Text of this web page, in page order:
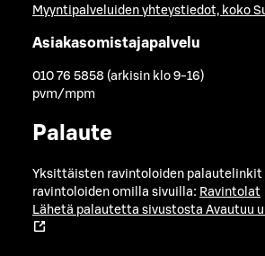
Myyntipalveluiden yhteystiedot, koko
Asiakasomistajapalvelu
010 76 5858 (arkisin klo 9-16)
pvm/mpm
Palaute
Yksittäisten ravintoloiden palautelinkit
ravintoloiden omilla sivuilla: Ravintolat
Lähetä palautetta sivustosta Avautuu